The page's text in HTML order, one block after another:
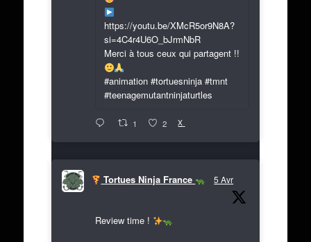
https://youtu.be/XMcR5or9N8A?
si=4C4r4U6O_bJrmNbR
Merci à tous ceux qui partagent !!
#animation #tortuesninja #tmnt
#teenagemutantninjaturtles
1 2 X
Tortues Ninja France 5 Avr
Review time !